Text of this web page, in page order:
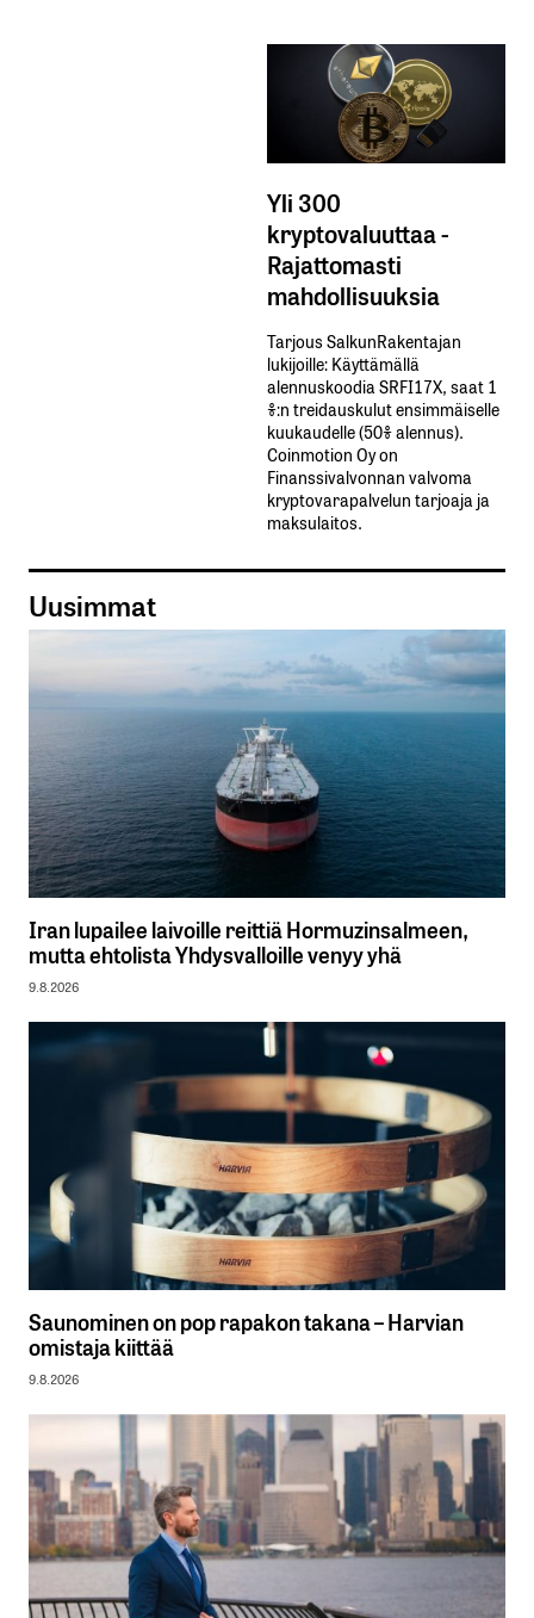
Yli 300
kryptovaluuttaa -
Rajattomasti
mahdollisuuksia
Tarjous SalkunRakentajan
lukijoille: Käyttämällä​ ​
alennuskoodia​ ​SRFI17X,​ ​saat​ ​1
%:n treidauskulut​ ​ensimmäiselle​ ​
kuukaudelle​ ​(50%​ ​alennus).
Coinmotion Oy on
Finanssivalvonnan valvoma
kryptovarapalvelun tarjoaja ja
maksulaitos.
Uusimmat
Iran lupailee laivoille reittiä Hormuzinsalmeen,
mutta ehtolista Yhdysvalloille venyy yhä
9.8.2026
Saunominen on pop rapakon takana – Harvian
omistaja kiittää
9.8.2026